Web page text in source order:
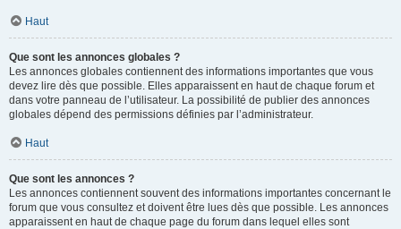
Haut
Que sont les annonces globales ?
Les annonces globales contiennent des informations importantes que vous
devez lire dès que possible. Elles apparaissent en haut de chaque forum et
dans votre panneau de l’utilisateur. La possibilité de publier des annonces
globales dépend des permissions définies par l’administrateur.
Haut
Que sont les annonces ?
Les annonces contiennent souvent des informations importantes concernant le
forum que vous consultez et doivent être lues dès que possible. Les annonces
apparaissent en haut de chaque page du forum dans lequel elles sont